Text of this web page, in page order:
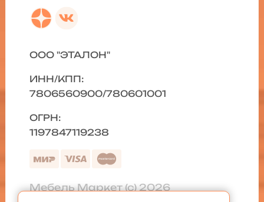
ООО "ЭТАЛОН"
ИНН/КПП:
7806560900/780601001
ОГРН:
1197847119238
Мебель Маркет (с) 2026